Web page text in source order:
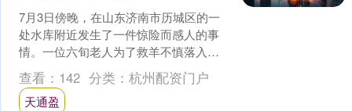
7月3日傍晚，在山东济南市历城区的一
处水库附近发生了一件惊险而感人的事
情。一位六旬老人为了救羊不慎落入水
中，危急时刻，一对新婚夫妇朱加旭和
李雪以及两名钓鱼的市民....
查看： 142 分类： 杭州配资门户
天通盈